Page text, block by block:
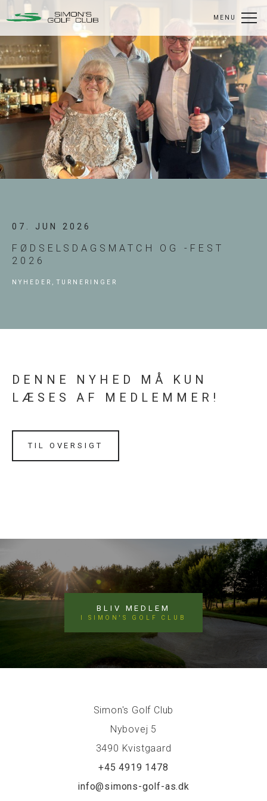
MENU
07. JUN 2026
FØDSELSDAGSMATCH OG -FEST
2026
NYHEDER, TURNERINGER
DENNE NYHED MÅ KUN
LÆSES AF MEDLEMMER!
TIL OVERSIGT
BLIV MEDLEM
I SIMON'S GOLF CLUB
Simon's Golf Club
Nybovej 5
3490 Kvistgaard
+45 4919 1478
info@simons-golf-as.dk